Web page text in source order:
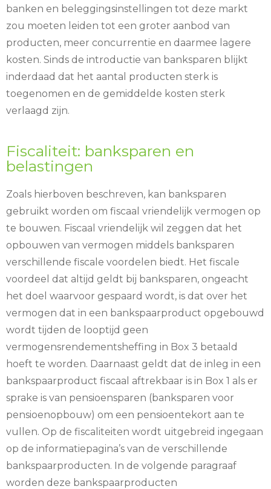
banken en beleggingsinstellingen tot deze markt
zou moeten leiden tot een groter aanbod van
producten, meer concurrentie en daarmee lagere
kosten. Sinds de introductie van banksparen blijkt
inderdaad dat het aantal producten sterk is
toegenomen en de gemiddelde kosten sterk
verlaagd zijn.
Fiscaliteit: banksparen en
belastingen
Zoals hierboven beschreven, kan banksparen
gebruikt worden om fiscaal vriendelijk vermogen op
te bouwen. Fiscaal vriendelijk wil zeggen dat het
opbouwen van vermogen middels banksparen
verschillende fiscale voordelen biedt. Het fiscale
voordeel dat altijd geldt bij banksparen, ongeacht
het doel waarvoor gespaard wordt, is dat over het
vermogen dat in een bankspaarproduct opgebouwd
wordt tijden de looptijd geen
vermogensrendementsheffing in Box 3 betaald
hoeft te worden. Daarnaast geldt dat de inleg in een
bankspaarproduct fiscaal aftrekbaar is in Box 1 als er
sprake is van pensioensparen (banksparen voor
pensioenopbouw) om een pensioentekort aan te
vullen. Op de fiscaliteiten wordt uitgebreid ingegaan
op de informatiepagina’s van de verschillende
bankspaarproducten. In de volgende paragraaf
worden deze bankspaarproducten